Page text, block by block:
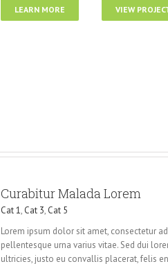
LEARN MORE VIEW
Curabitur Malada Lorem
Cat 1, Cat 3, Cat 5
Lorem ipsum dolor sit amet, consectetur
pellentesque urna varius vitae. Sed dui
ultricies, justo eu convallis placerat, felis